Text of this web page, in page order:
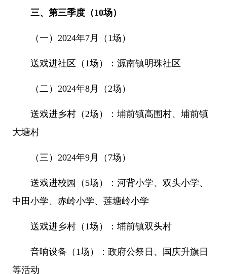
三、第三季度（10场）
（一）2024年7月（1场）
送戏进社区（1场）：源南镇明珠社区
（二）2024年8月（2场）
送戏进乡村（2场）：埔前镇高围村、埔前镇
大塘村
（三）2024年9月（7场）
送戏进校园（5场）：河背小学、双头小学、
中田小学、赤岭小学、莲塘岭小学
送戏进乡村（1场）：埔前镇双头村
音响设备（1场）：政府公祭日、国庆升旗日
等活动